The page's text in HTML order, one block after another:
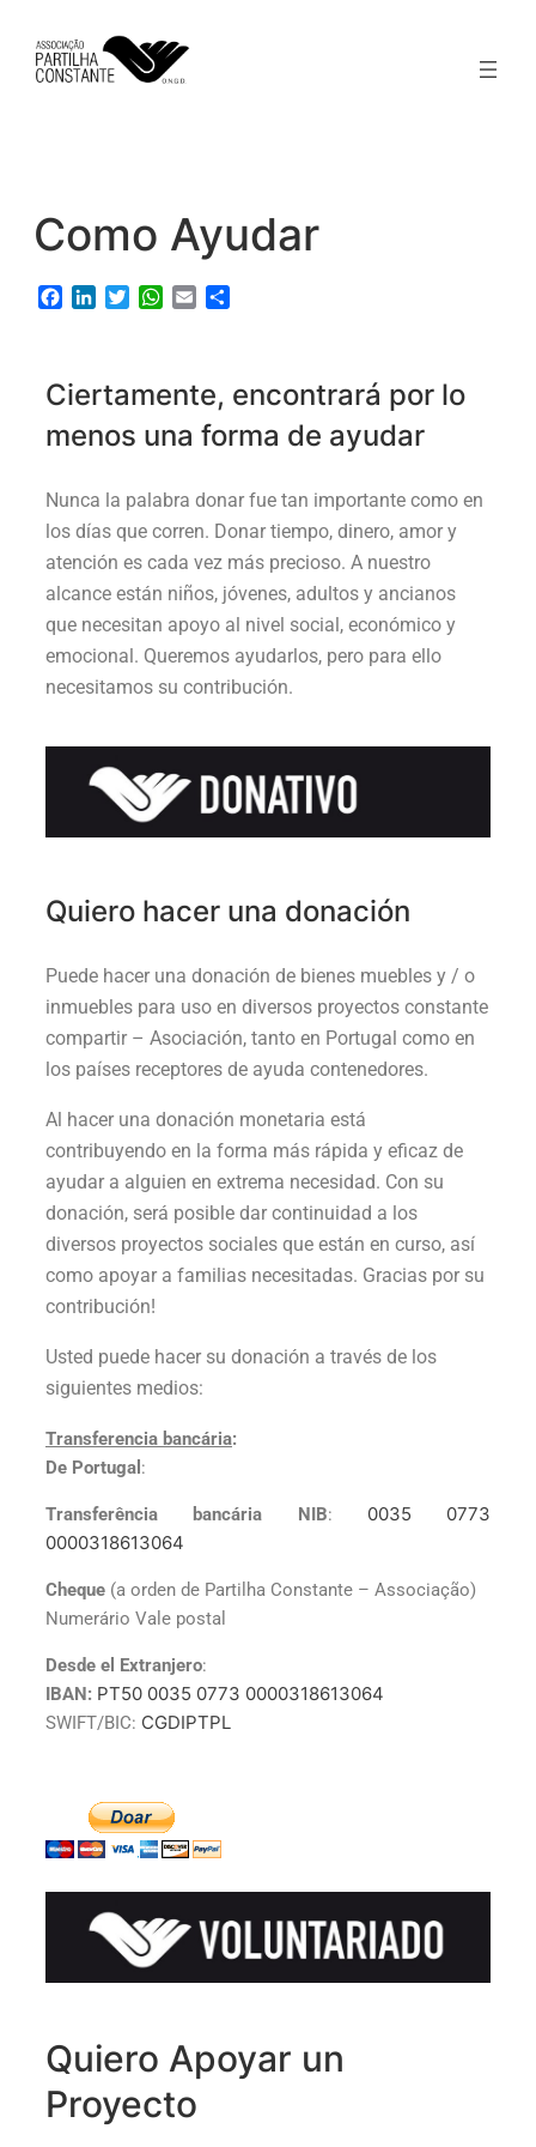
Como Ayudar
Facebook
LinkedInTwitterWhatsApp
Email
Ciertamente, encontrará por lo
menos una forma de ayudar
Nunca la palabra donar fue tan importante como en
los días que corren. Donar tiempo, dinero, amor y
atención es cada vez más precioso. A nuestro
alcance están niños, jóvenes, adultos y ancianos
que necesitan apoyo al nivel social, económico y
emocional. Queremos ayudarlos, pero para ello
necesitamos su contribución.
Quiero hacer una donación
Puede hacer una donación de bienes muebles y / o
inmuebles para uso en diversos proyectos constante
compartir – Asociación, tanto en Portugal como en
los países receptores de ayuda contenedores.
Al hacer una donación monetaria está
contribuyendo en la forma más rápida y eficaz de
ayudar a alguien en extrema necesidad. Con su
donación, será posible dar continuidad a los
diversos proyectos sociales que están en curso, así
como apoyar a familias necesitadas. Gracias por su
contribución!
Usted puede hacer su donación a través de los
siguientes medios:
Transferencia bancária:
De Portugal :
Transferência bancária NIB: 0035 0773
0000318613064
Cheque (a orden de Partilha Constante – Associação)
Numerário Vale postal
Desde el Extranjero:
IBAN: PT50 0035 0773 0000318613064
SWIFT/BIC: CGDIPTPL
Quiero Apoyar un
Proyecto